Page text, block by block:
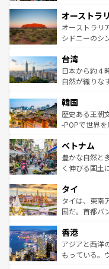
部のニューオ
文化が魅力。
しみながら、
ならではの贅沢な旅の
情報はコンテ
ワイ島は見逃
島だが、静か
おすすめ。エ
れるおもてな
人々、おいし
ク、伝統的な
ワイを、存分に味わって
はコンテンツ
オーストラ
オーストラリ
シドニーのシ
リアリーフや
ク）、タスマ
ど、見どころ
いる。アクテ
ビング、ハイ
い。オースト
参照してほしい
台湾
日本から約４
自然が織りな
ン）、静ひつ
と山間の静け
驚きをもたら
容にもいいと
照してほしい
韓国
歴史ある王朝
-POPで世界
き、地方に足
できる。そし
まで、さまざ
リティに包ま
覧を参照して
ベトナム
豊かな自然と
く伸びる国土
急速な発展と
ーチミン市の
醸し出してい
とつ。フォー
ひ現地で味わ
が旅行者を迎
タイ
タイは、東南
国だ。首都バ
の活気が交差
帯で自然と触
いビーチでリ
香港
アジアと西洋
もっている。